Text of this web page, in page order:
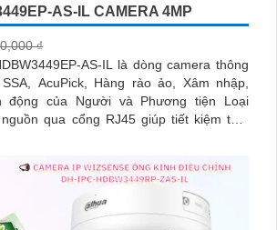
AS-IL CAMERA 4MP
₫
AS-IL là dòng camera thông
AcuPick, Hàng rào ảo, Xâm nhập,
của Người và Phương tiện Loại
qua cổng RJ45 giúp tiết kiệm thời